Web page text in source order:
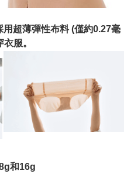
超薄彈性布料 (僅約0.27毫
服。
和16g